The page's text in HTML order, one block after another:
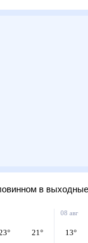
в выходные
° 21°
08 авг
13°